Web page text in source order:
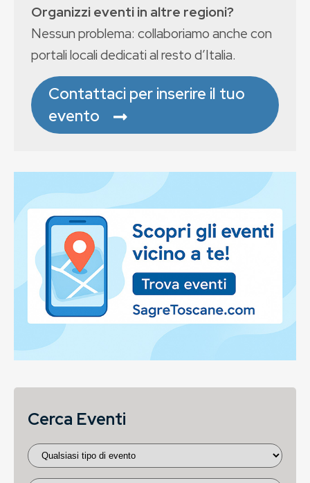
Organizzi eventi in altre regioni?
Nessun problema: collaboriamo anche con
portali locali dedicati al resto d’Italia.
Contattaci per inserire il tuo
evento
Cerca Eventi